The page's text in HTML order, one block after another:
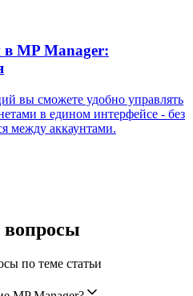
в MP Manager:
вы сможете удобно управлять
в едином интерфейсе - без
между аккаунтами.
вопросы
по теме статьи